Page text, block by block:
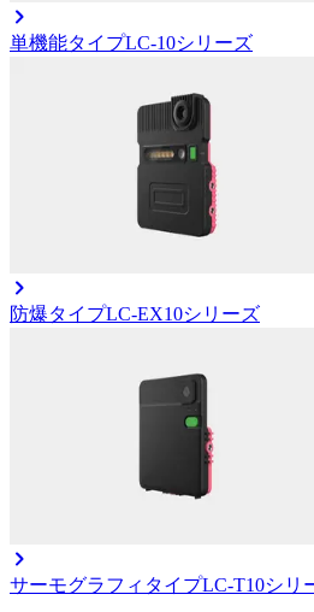
単機能タイプLC-10シリーズ
防爆タイプLC-EX10シリーズ
サーモグラフィタイプLC-T10シリ